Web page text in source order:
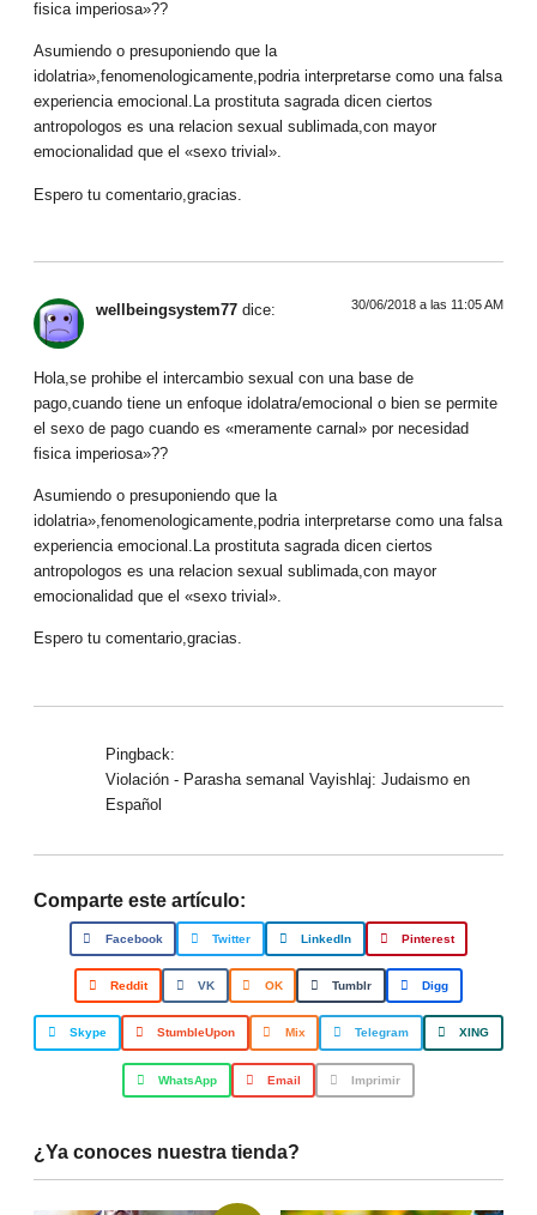
fisica imperiosa»??
Asumiendo o presuponiendo que la
idolatria»,fenomenologicamente,podria interpretarse como una falsa
experiencia emocional.La prostituta sagrada dicen ciertos
antropologos es una relacion sexual sublimada,con mayor
emocionalidad que el «sexo trivial».
Espero tu comentario,gracias.
wellbeingsystem77 dice: 30/06/2018 a las 11:05 AM
Hola,se prohibe el intercambio sexual con una base de
pago,cuando tiene un enfoque idolatra/emocional o bien se permite
el sexo de pago cuando es «meramente carnal» por necesidad
fisica imperiosa»??
Asumiendo o presuponiendo que la
idolatria»,fenomenologicamente,podria interpretarse como una falsa
experiencia emocional.La prostituta sagrada dicen ciertos
antropologos es una relacion sexual sublimada,con mayor
emocionalidad que el «sexo trivial».
Espero tu comentario,gracias.
Pingback:
Violación - Parasha semanal Vayishlaj: Judaismo en
Español
Comparte este artículo:
Facebook Twitter LinkedIn Pinterest
Reddit VK OK Tumblr Digg
Skype StumbleUpon Mix Telegram XING
WhatsApp Email Imprimir
¿Ya conoces nuestra tienda?